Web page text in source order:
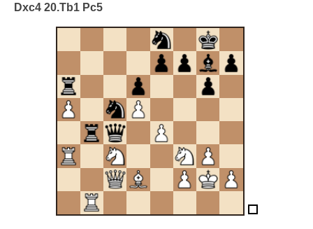
Dxc4 20.Tb1 Pc5